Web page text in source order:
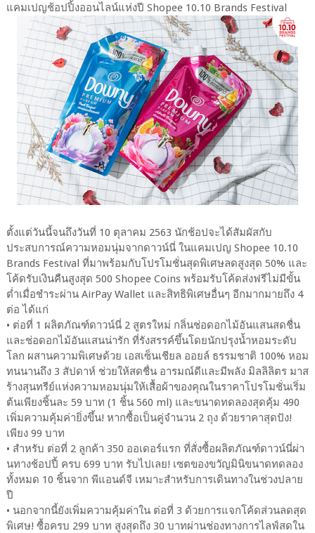
แคมเปญช้อปปิ้งออนไลน์แห่งปี Shopee 10.10 Brands Festival
ตั้งแต่วันนี้จนถึงวันที่ 10 ตุลาคม 2563 นักช้อปจะได้สัมผัสกับ
ประสบการณ์ความหอมนุ่มจากดาวน์นี่ ในแคมเปญ Shopee 10.10
Brands Festival ที่มาพร้อมกับโปรโมชั่นสุดพิเศษลดสูงสุด 50% และ
โค้ดรับเงินคืนสูงสุด 500 Shopee Coins พร้อมรับโค้ดส่งฟรีไม่มีขั้น
ต่ำเมื่อชำระผ่าน AirPay Wallet และสิทธิพิเศษอื่นๆ อีกมากมายถึง 4
ต่อ ได้แก่
• ต่อที่ 1 ผลิตภัณฑ์ดาวน์นี่ 2 สูตรใหม่ กลิ่นช่อดอกไม้อันแสนสดชื่น
และช่อดอกไม้อันแสนน่ารัก ที่รังสรรค์ขึ้นโดยนักปรุงน้ำหอมระดับ
โลก ผสานความพิเศษด้วย เอสเซ็นเชียล ออยล์ ธรรมชาติ 100% หอม
ทนนานถึง 3 สัปดาห์ ช่วยให้สดชื่น อารมณ์ดีและมีพลัง มิลลิลิตร มาส
ร้างสุนทรีย์แห่งความหอมนุ่มให้เสื้อผ้าของคุณในราคาโปรโมชั่นเริ่ม
ต้นเพียงชิ้นละ 59 บาท (1 ชิ้น 560 ml) และขนาดทดลองสุดคุ้ม 490
เพิ่มความคุ้มค่ายิ่งขึ้น! หากซื้อเป็นคู่จำนวน 2 ถุง ด้วยราคาสุดปัง!
เพียง 99 บาท
• สำหรับ ต่อที่ 2 ลูกค้า 350 ออเดอร์แรก ที่สั่งซื้อผลิตภัณฑ์ดาวน์นี่ผ่า
นทางช้อปปี้ ครบ 699 บาท รับไปเลย! เซตของขวัญมินิขนาดทดลอง
ทั้งหมด 10 ชิ้นจาก พีแอนด์จี เหมาะสำหรับการเดินทางในช่วงปลาย
ปี
• นอกจากนี้ยังเพิ่มความคุ้มค่าใน ต่อที่ 3 ด้วยการแจกโค้ดส่วนลดสุด
พิเศษ! ซื้อครบ 299 บาท สูงสุดถึง 30 บาทผ่านช่องทางการไลฟ์สดใน